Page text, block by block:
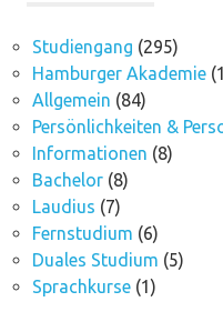
Studiengang (295)
Hamburger Akademie
Allgemein (84)
Persönlichkeiten &
Informationen (8)
Bachelor(8)
Laudius (7)
Fernstudium (6)
Duales Studium (5)
Sprachkurse(1)